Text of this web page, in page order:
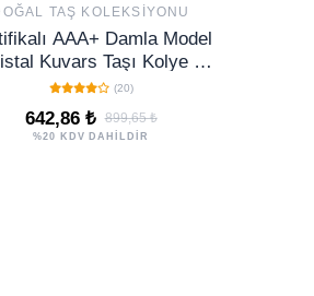
TAŞ KOLEKSIYONU
AAA+ Damla Model
Kuvars Taşı Kolye -
Altın Renkli
(20)
642,86 ₺ 899,65 ₺
%20 KDV DAHİLDİR